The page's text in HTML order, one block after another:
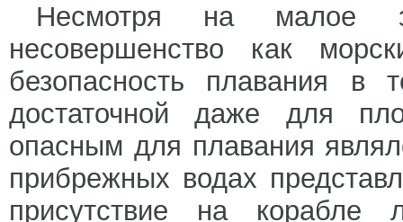
Несмотря на малое
несовершенство как
безопасность плавания
достаточной даже для
опасным для плавания
прибрежных водах
присутствие на корабле